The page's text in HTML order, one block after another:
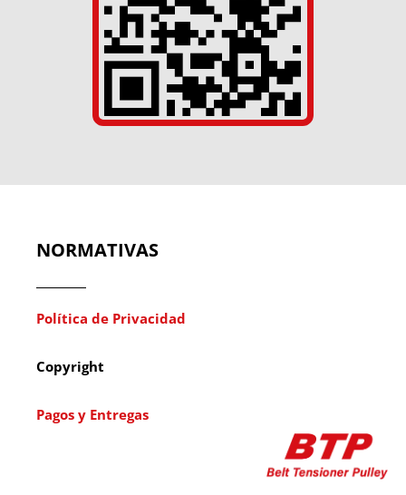
NORMATIVAS
Política de Privacidad
Copyright
Pagos y Entregas